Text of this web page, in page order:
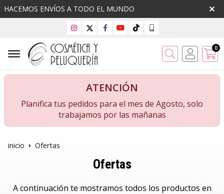
HACEMOS ENVÍOS A TODO EL MUNDO
Buscar 0
ATENCIÓN
Planifica tus pedidos para el mes de Agosto, solo
trabajamos por las mañanas
inicio Ofertas
Ofertas
A continuación te mostramos todos los productos en